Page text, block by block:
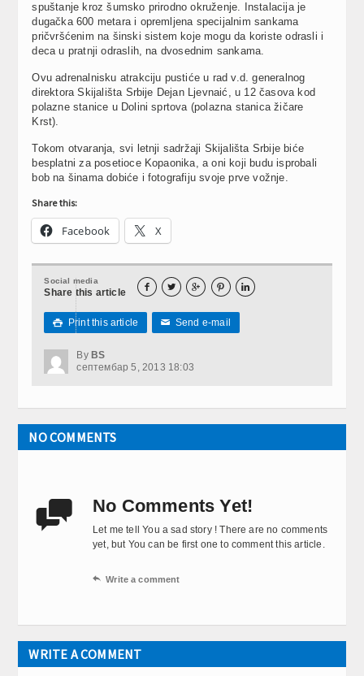
spuštanje kroz šumsko prirodno okruženje. Instalacija je
dugačka 600 metara i opremljena specijalnim sankama
pričvršćenim na šinski sistem koje mogu da koriste odrasli i
deca u pratnji odraslih, na dvosednim sankama.
Ovu adrenalnisku atrakciju pustiće u rad v.d. generalnog
direktora Skijališta Srbije Dejan Ljevnaić, u 12 časova kod
polazne stanice u Dolini sprtova (polazna stanica žičare
Krst).
Tokom otvaranja, svi letnji sadržaji Skijališta Srbije biće
besplatni za posetioce Kopaonika, a oni koji budu isprobali
bob na šinama dobiće i fotografiju svoje prve vožnje.
Share this:
Facebook X
Social media
Share this article     
 Print this article ✉ Send e-mail
By BS
септембар 5, 2013 18:03
NO COMMENTS
 No Comments Yet!
Let me tell You a sad story ! There are no comments
yet, but You can be first one to comment this article.
 Write a comment
WRITE A COMMENT